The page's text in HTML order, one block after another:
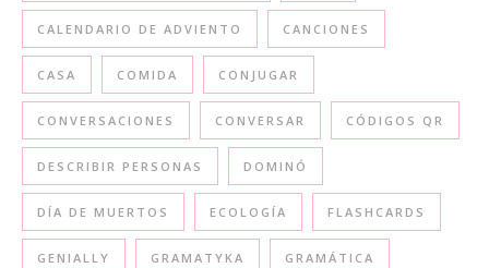
CALENDARIO DE ADVIENTO CANCIONES
CASA COMIDA CONJUGAR
CONVERSACIONES CONVERSAR CÓDIGOS QR
DESCRIBIR PERSONAS DOMINÓ
DÍA DE MUERTOS ECOLOGÍA FLASHCARDS
GENIALLY GRAMATYKA GRAMÁTICA